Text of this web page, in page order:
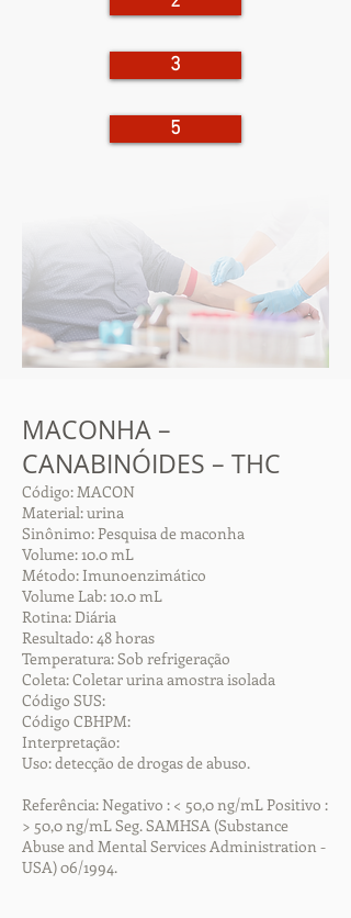
3
5
MACONHA –
CANABINÓIDES – THC
Código: MACON
Material: urina
Sinônimo: Pesquisa de maconha
Volume: 10.0 mL
Método: Imunoenzimático
Volume Lab: 10.0 mL
Rotina: Diária
Resultado: 48 horas
Temperatura: Sob refrigeração
Coleta: Coletar urina amostra isolada
Código SUS:
Código CBHPM:
Interpretação:
Uso: detecção de drogas de abuso.
Referência: Negativo : < 50,0 ng/mL Positivo :
> 50,0 ng/mL Seg. SAMHSA (Substance
Abuse and Mental Services Administration -
USA) 06/1994.